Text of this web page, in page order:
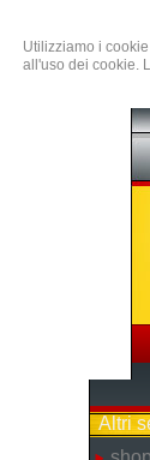
Utilizziamo i
all'uso dei cookie.
Altri